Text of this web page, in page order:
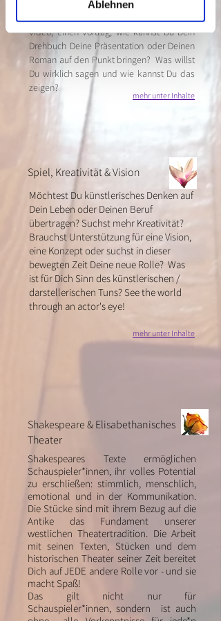
Ablehnen
Wie baust Du eine Szene, ein Stücke, ein
Video, einen Vortrag, wie kannst Du Dein
Drehbuch Deine Präsentation oder Deinen
Roman auf den Punkt bringen? Was willst
Du wirklich sagen und wie kannst Du das
zeigen?
mehr unter Inhalte
Spiel, Kreativität & Vision
Möchtest Du künstlerisches Denken auf
Dein Leben oder Deinen Beruf
übertragen? Suchst mehr Kreativität?
Brauchst Unterstützung für eine Vision,
eine Konzept oder suchst in dieser
bewegten Zeit Deine neue Rolle? Was
ist für Dich Sinn des künstlerischen /
darstellerischen Tuns? See the world
through an actor's eye!
mehr unter Inhalte
Shakespeare & Elisabethanisches
Theater
Shakespeares Texte ermöglichen
Schauspieler*innen, ihr volles Potential
zu erschließen: stimmlich, menschlich,
emotional und in der Kommunikation.
Die Stücke sind mit ihrem Bezug auf die
Antike das Fundament unserer
westlichen Theatertradition. Die Arbeit
mit seinen Texten, Stücken und dem
historischen Theater seiner Zeit bereitet
Dich auf JEDE andere Rolle vor - und sie
macht Spaß!
Das gilt nicht nur für
Schauspieler*innen, sondern ist auch